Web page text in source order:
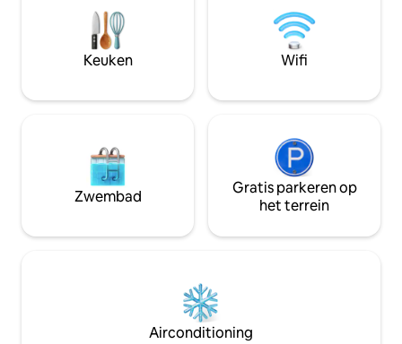
tussenuit bent. *als DE DATUMS die JE
NODIG HEBT ZIJN GEBOEKT, BEKIJK
DAN DE SCHUILPLAATS bij
MAMMOETGROT/NOLIN LAKE*
lokale attracties,
grottenland van
rustige
nachten bij de
Keuken Wifi
Zwembad
Gratis parkeren op
het terrein
Airconditioning